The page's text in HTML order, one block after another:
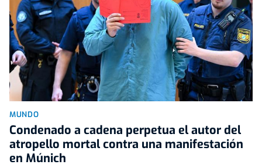
MUNDO
Condenado a cadena perpetua el autor del
atropello mortal contra una manifestación
en Múnich